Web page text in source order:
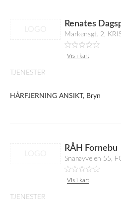
Renates
Markensgt. 2,
Vis i kart
TJENESTER
HÅRFJERNING ANSIKT, Bryn
RÅH Fornebu
Snarøyveien 55,
Vis i kart
TJENESTER